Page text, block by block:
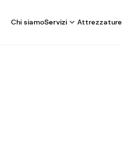
Chi siamoServizi Attrezzature